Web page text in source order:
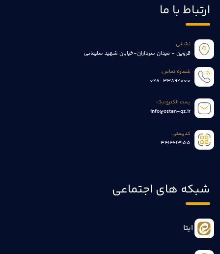
ارتباط با ما
نشانی:
قزوین - میدان سرداران-خیابان شهید سلیمانی
شماره تماس:
028-33892000
پست الکترونیک:
info@ostan-qz.ir
کدپستی:
3414613155
شبکه های اجتماعی
ایتا